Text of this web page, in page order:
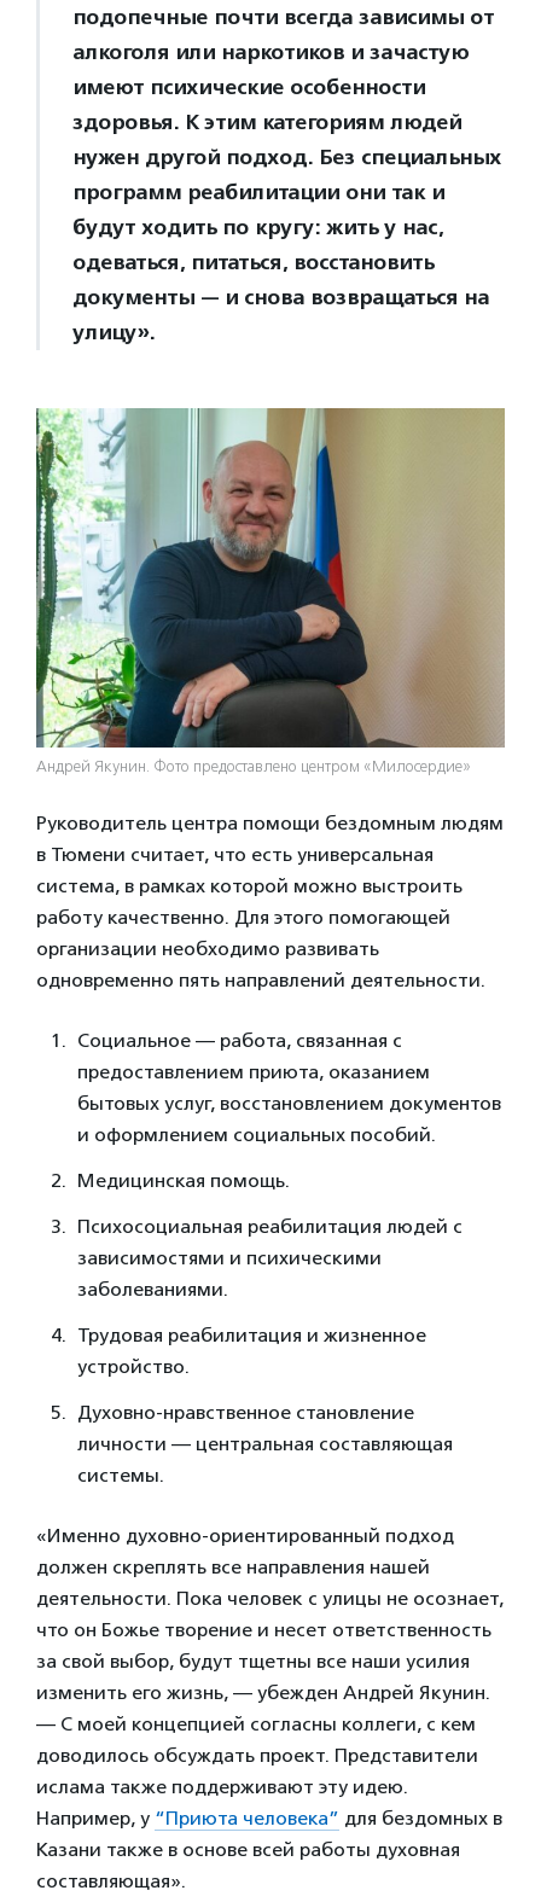
подопечные почти всегда зависимы от
алкоголя или наркотиков и зачастую
имеют психические особенности
здоровья. К этим категориям людей
нужен другой подход. Без специальных
программ реабилитации они так и
будут ходить по кругу: жить у нас,
одеваться, питаться, восстановить
документы — и снова возвращаться на
улицу».
Андрей Якунин. Фото предоставлено центром «Милосердие»
Руководитель центра помощи бездомным людям
в Тюмени считает, что есть универсальная
система, в рамках которой можно выстроить
работу качественно. Для этого помогающей
организации необходимо развивать
одновременно пять направлений деятельности.
Социальное — работа, связанная с
предоставлением приюта, оказанием
бытовых услуг, восстановлением документов
и оформлением социальных пособий.
Медицинская помощь.
Психосоциальная реабилитация людей с
зависимостями и психическими
заболеваниями.
Трудовая реабилитация и жизненное
устройство.
Духовно-нравственное становление
личности — центральная составляющая
системы.
«Именно духовно-ориентированный подход
должен скреплять все направления нашей
деятельности. Пока человек с улицы не осознает,
что он Божье творение и несет ответственность
за свой выбор, будут тщетны все наши усилия
изменить его жизнь, — убежден Андрей Якунин.
— С моей концепцией согласны коллеги, с кем
доводилось обсуждать проект. Представители
ислама также поддерживают эту идею.
Например, у “Приюта человека” для бездомных в
Казани также в основе всей работы духовная
составляющая».